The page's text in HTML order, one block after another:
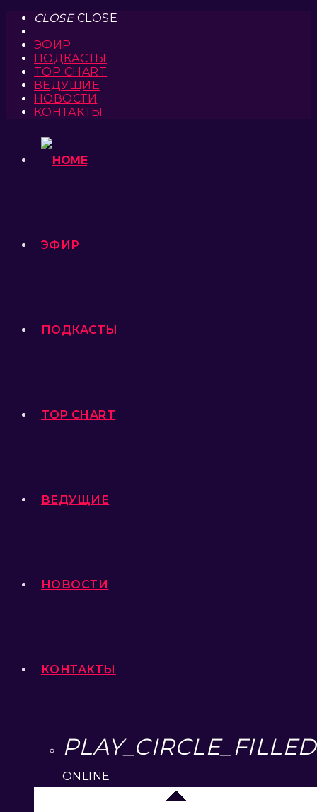
CLOSECLOSE
ЭФИР
ПОДКАСТЫ
TOP CHART
ВЕДУЩИЕ
НОВОСТИ
КОНТАКТЫ
ЭФИР
ПОДКАСТЫ
TOP CHART
ВЕДУЩИЕ
НОВОСТИ
КОНТАКТЫ
PLAY_CIRCLE_FILLED
ONLINE